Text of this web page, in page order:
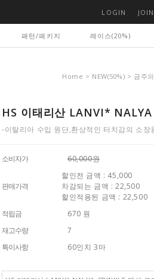
LOGIN JOIN
패턴/패키지 레이스(20%)
Home > NEW(50%) > 금주
HS 이태리산 LANVI*
-이탈리아 수입 원단,환상적인 터치감의 소장
소비자가 60,000원
판매가격
할인전 금액 : 45,000
차감되는 금액 : 22,500
할인적용된 금액 : 22,500
적립금
670 원
재고수량
7
특이사항
60인치 3마